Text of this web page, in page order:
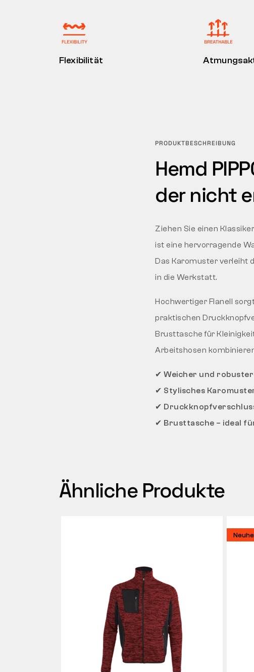
Flexibilität
PRODUKTBESCHREIBUNG
Hemd
der nicht
Ziehen Sie einen
ist eine hervorragende
Das Karomuster verleiht
in die Werkstatt.
Hochwertiger Flanell
praktischen
Brusttasche für
Arbeitshosen
✔ Weicher und
✔ Stylisches
✔
✔ Brusttasche – ideal
Ähnliche Produkte